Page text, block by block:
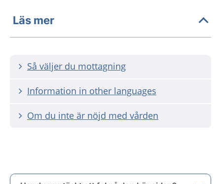
Läs mer
Så väljer du mottagning
Information in other languages
Om du inte är nöjd med vården